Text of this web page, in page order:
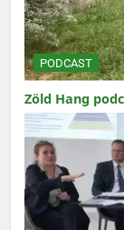
PODCAST
Zöld Hang